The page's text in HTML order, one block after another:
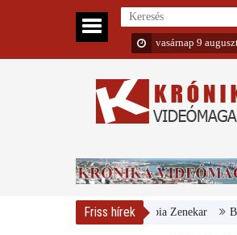
vasárnap 9
Friss hírek
Nemzeti Galéria és a Danubia Zenekar